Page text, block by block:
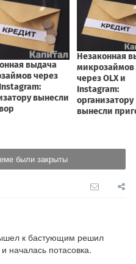
были закрыты
к бастующим решил
началась потасовка.